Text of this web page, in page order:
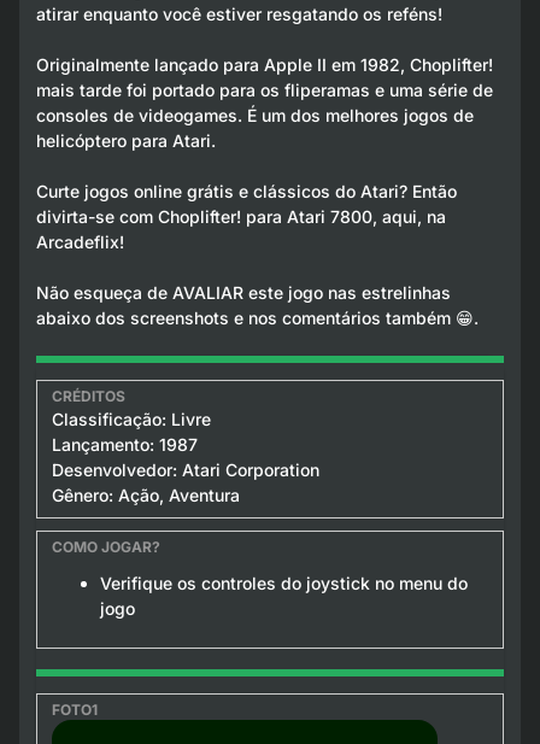
atirar enquanto você estiver resgatando os reféns!
Originalmente lançado para Apple II em 1982, Choplifter!
mais tarde foi portado para os fliperamas e uma série de
consoles de videogames. É um dos melhores jogos de
helicóptero para Atari.
Curte jogos online grátis e clássicos do Atari? Então
divirta-se com Choplifter! para Atari 7800, aqui, na
Arcadeflix!
Não esqueça de AVALIAR este jogo nas estrelinhas
abaixo dos screenshots e nos comentários também 😁.
Classificação: Livre
Lançamento: 1987
Desenvolvedor: Atari Corporation
Gênero: Ação, Aventura
Verifique os controles do joystick no menu do
jogo